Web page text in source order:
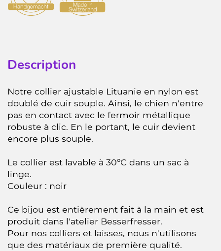
Description
Notre collier ajustable Lituanie en nylon est
doublé de cuir souple. Ainsi, le chien n'entre
pas en contact avec le fermoir métallique
robuste à clic. En le portant, le cuir devient
encore plus souple.
Le collier est lavable à 30°C dans un sac à
linge.
Couleur : noir
Ce bijou est entièrement fait à la main et est
produit dans l'atelier Besserfresser.
Pour nos colliers et laisses, nous n'utilisons
que des matériaux de première qualité.